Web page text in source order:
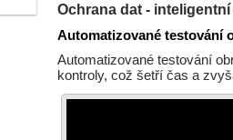
Ochrana dat -
Automatizované testování
Automatizované testování
kontroly, což šetří čas a